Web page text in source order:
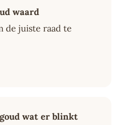
waard
de juiste raad te
wat er blinkt